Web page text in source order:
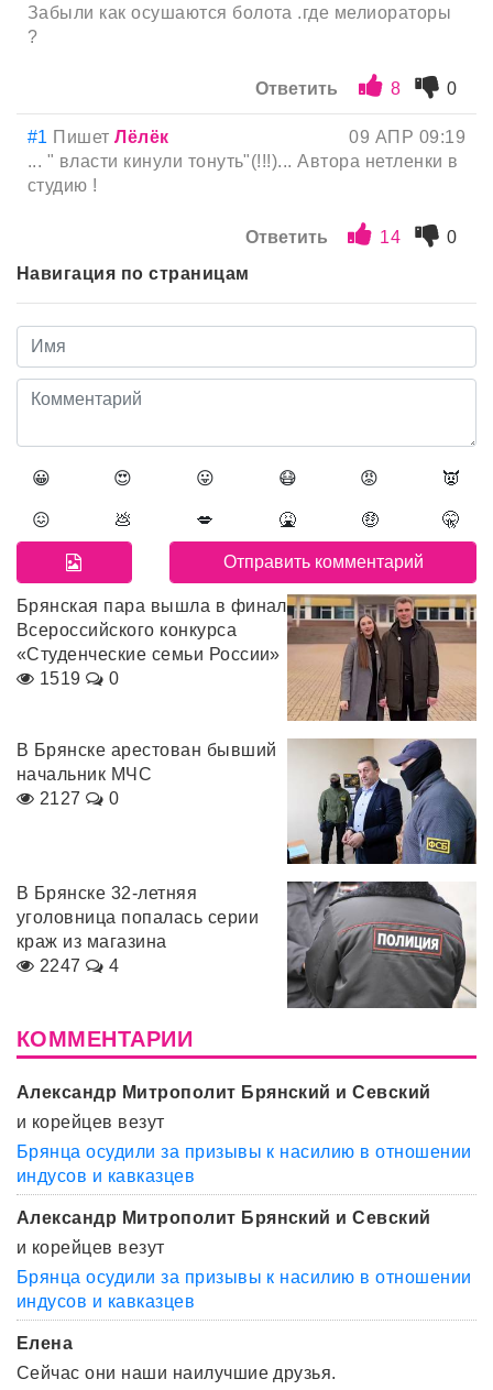
Забыли как осушаются болота .где мелиораторы
?
Ответить 8 0
#1 ПишетЛёлёк
09 АПР 09:19
... " власти кинули тонуть"(!!!)... Автора нетленки в
студию !
Ответить 14
0
Навигация по страницам
😀 😍 😛 😷 😡 👿
😖 💩 💋 🤮 🤑 🤫
Брянская пара вышла в финал
Всероссийского конкурса
«Студенческие семьи России»
1519
0
В Брянске арестован бывший
начальник МЧС
2127
0
В Брянске 32-летняя
уголовница попалась серии
краж из магазина
2247
4
КОММЕНТАРИИ
Александр Митрополит Брянский и Севский
и корейцев везут
Брянца осудили за призывы к насилию в отношении
индусов и кавказцев
Александр Митрополит Брянский и Севский
и корейцев везут
Брянца осудили за призывы к насилию в отношении
индусов и кавказцев
Елена
Сейчас они наши наилучшие друзья.